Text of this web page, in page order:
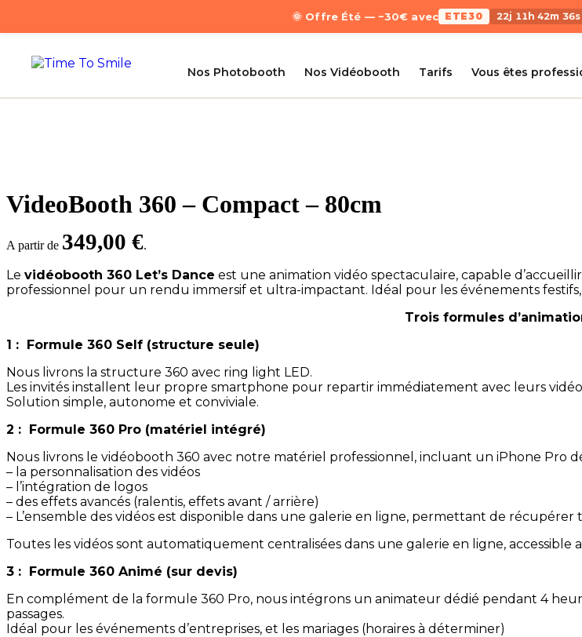
🌞 Offre Été — −30€ avec ETE30 22j 11h 42m 35s
Nos Photobooth Nos Vidéobooth Tarifs Vous êtes
VideoBooth 360 – Compact – 80cm
A partir de 349,00 €.
Le vidéobooth 360 Let’s Dance est une animation vidéo spectaculaire, capable d’accueillir
professionnel pour un rendu immersif et ultra-impactant. Idéal pour les événements
Trois formules
1 : Formule 360 Self (structure seule)
Nous livrons la structure 360 avec ring light LED.
Les invités installent leur propre smartphone pour repartir immédiatement avec leurs
Solution simple, autonome et conviviale.
2 : Formule 360 Pro (matériel intégré)
Nous livrons le vidéobooth 360 avec notre matériel professionnel, incluant un iPhone Pro
– la personnalisation des vidéos
– l’intégration de logos
– des effets avancés (ralentis, effets avant / arrière)
– L’ensemble des vidéos est disponible dans une galerie en ligne, permettant de récupérer
Toutes les vidéos sont automatiquement centralisées dans une galerie en ligne,
3 : Formule 360 Animé (sur devis)
En complément de la formule 360 Pro, nous intégrons un animateur dédié pendant 4
passages.
Idéal pour les événements d’entreprises, et les mariages (horaires à déterminer)